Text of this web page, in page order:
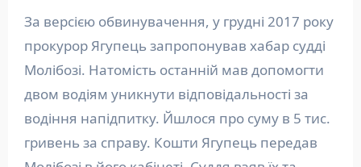
За версією обвинувачення, у грудні 2017 року
прокурор Ягупець запропонував хабар судді
Молібозі. Натомість останній мав допомогти
двом водіям уникнути відповідальності за
водіння напідпитку. Йшлося про суму в 5 тис.
гривень за справу. Кошти Ягупець передав